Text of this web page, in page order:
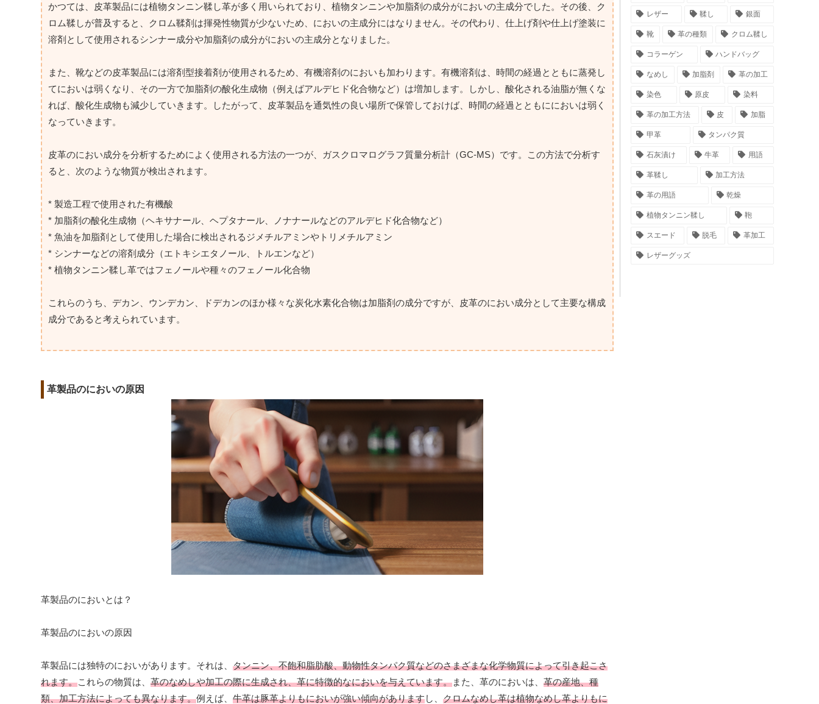
かつては、皮革製品には植物タンニン鞣し革が多く用いられており、植物タンニンや加脂剤の成分がにおいの主成分でした。その後、ク
ロム鞣しが普及すると、クロム鞣剤は揮発性物質が少ないため、においの主成分にはなりません。その代わり、仕上げ剤や仕上げ塗装に
溶剤として使用されるシンナー成分や加脂剤の成分がにおいの主成分となりました。
また、靴などの皮革製品には溶剤型接着剤が使用されるため、有機溶剤のにおいも加わります。有機溶剤は、時間の経過とともに蒸発し
てにおいは弱くなり、その一方で加脂剤の酸化生成物（例えばアルデヒド化合物など）は増加します。しかし、酸化される油脂が無くな
れば、酸化生成物も減少していきます。したがって、皮革製品を通気性の良い場所で保管しておけば、時間の経過とともににおいは弱く
なっていきます。
皮革のにおい成分を分析するためによく使用される方法の一つが、ガスクロマログラフ質量分析計（GC-MS）です。この方法で分析す
ると、次のような物質が検出されます。
* 製造工程で使用された有機酸
* 加脂剤の酸化生成物（ヘキサナール、ヘプタナール、ノナナールなどのアルデヒド化合物など）
* 魚油を加脂剤として使用した場合に検出されるジメチルアミンやトリメチルアミン
* シンナーなどの溶剤成分（エトキシエタノール、トルエンなど）
* 植物タンニン鞣し革ではフェノールや種々のフェノール化合物
これらのうち、デカン、ウンデカン、ドデカンのほか様々な炭化水素化合物は加脂剤の成分ですが、皮革のにおい成分として主要な構成
成分であると考えられています。
革製品のにおいの原因
革製品のにおいとは？
革製品のにおいの原因
革製品には独特のにおいがあります。それは、 タンニン、不飽和脂肪酸、動物性タンパク質などのさまざまな化学物質によって引き起こさ
れます。これらの物質は、 革のなめしや加工の際に生成され、革に特徴的なにおいを与えています。また、革のにおいは、 革の産地、種
類、加工方法によっても異なります。例えば、 牛革は豚革よりもにおいが強い傾向がありますし、 クロムなめし革は植物なめし革よりもに
レザー 鞣し 銀面
靴 革の種類 クロム鞣し
コラーゲン ハンドバッグ
なめし 加脂剤 革の加工
染色 原皮 染料
革の加工方法 皮 加脂
甲革 タンパク質
石灰漬け 牛革 用語
革鞣し 加工方法
革の用語 乾燥
植物タンニン鞣し 鞄
スエード 脱毛 革加工
レザーグッズ